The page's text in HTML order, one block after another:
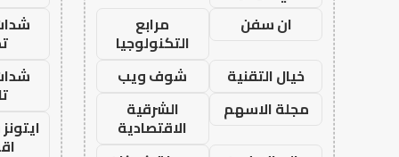
ان سفن
مرابع
التكنولوجيا
خيال التقنية
شوف ويب
مجلة الاسهم
الشرقية
الاقتصادية